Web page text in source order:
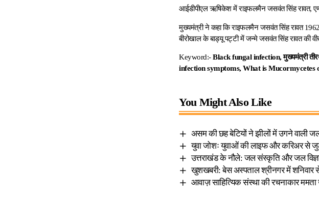
आईडीपीएल ऋषिकेश में राइफलमैन जसवंत सिंह रावत,
मुख्यमंत्री ने कहा कि राइफलमैन जसवंत सिंह रावत
बीरोखाल के बाड्यू पट्टी में जन्मे जसवंत सिंह रावत की
Keyword:-Black fungal infection,मुख्यमंत्री
infection symptoms, What is Mucormycetes
You Might Also Like
असम की छह बेटियों ने झीलों में उगने वाली
युवा जोशः युवाओं की लाइफ और करिअर से
उत्तराखंड के नौले: जल संस्कृति और जल
खुशखबरी: बेस अस्पताल श्रीनगर में शनिवार से
आवाज़ साहित्यिक संस्था की रचनाकार ममता